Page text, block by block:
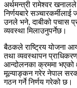
अर्थमन्त्री रामेश्वर
निर्णयबारे सञ्चारकर्मीलाई
उनले भने, दाबीको पचास
व्यवस्था मिलाउनुपर्नेछ।
बैठकले राष्ट्रिय योजना
तथा व्यवस्थापन
आन्दोलनका क्रममा भएको
मूल्याङ्कन गरेर नेपाल
गठन गर्ने निर्णय गरेको छ।